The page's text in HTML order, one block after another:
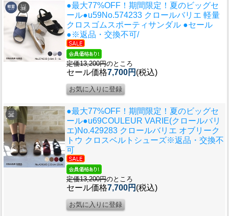
●最大77%OFF！期間限定！夏のビッグセ
ール●u59No.574233 クロールバリエ 軽量
クロスゴムスポーティサンダル ●セール
●※返品・交換不可/
定価13,200円のところ
セール価格7,700円 (税込)
●最大77%OFF！期間限定！夏のビッグセ
ール●u69COULEUR VARIE(クロールバリ
エ)No.429283 クロールバリエ オブリーク
トウ クロスベルトシューズ※返品・交換不
可
定価13,200円のところ
セール価格7,700円 (税込)